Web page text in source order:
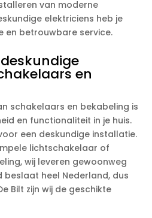
van moderne
elektriciens heb je
en betrouwbare service.
en
schakelaars en bekabeling is
en functionaliteit in je huis.
een deskundige installatie.
lichtschakelaar of
wij leveren gewoonweg
beslaat heel Nederland, dus
Bilt zijn wij de geschikte